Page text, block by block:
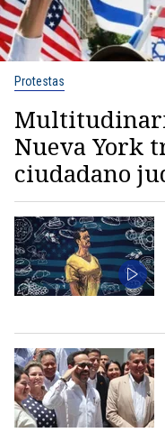
Protestas
Nueva York
ciudadano